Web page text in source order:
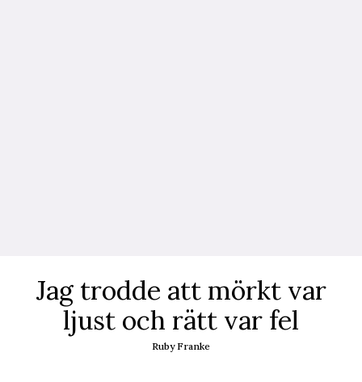
Jag trodde att mörkt var
ljust och rätt var fel
Ruby Franke